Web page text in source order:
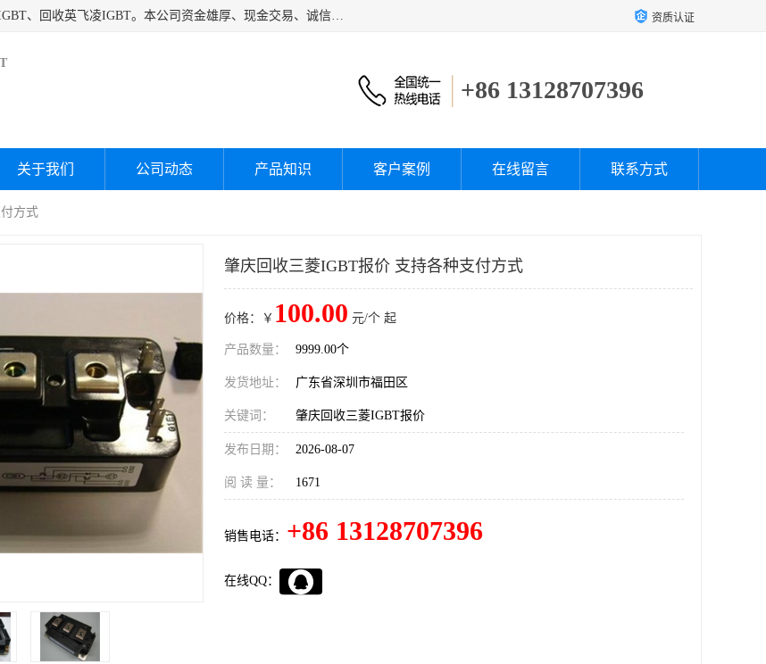
深圳市宝安区诚芯源电子商行主要经营：回收富士IGBT、回收三菱IGBT、回收英飞凌IGBT。本公司资金雄厚、现金交易、诚信待人，经过不断的探索和发展，已形成完善的评估、采购，从而为客户提供快捷价优的库存处理服务，迅速为客户消化库存，回笼资金。 资质认证
+86 13128707396
关于我们 公司动态 产品知识 客户案例 在线留言 联系方式
方式
肇庆回收三菱IGBT报价 支持各种支付方式
价格：￥ 100.00 元/个 起
产品数量： 9999.00个
发货地址： 广东省深圳市福田区
关键词： 肇庆回收三菱IGBT报价
发布日期： 2026-08-07
阅 读 量： 1671
销售电话： +86 13128707396
在线QQ：